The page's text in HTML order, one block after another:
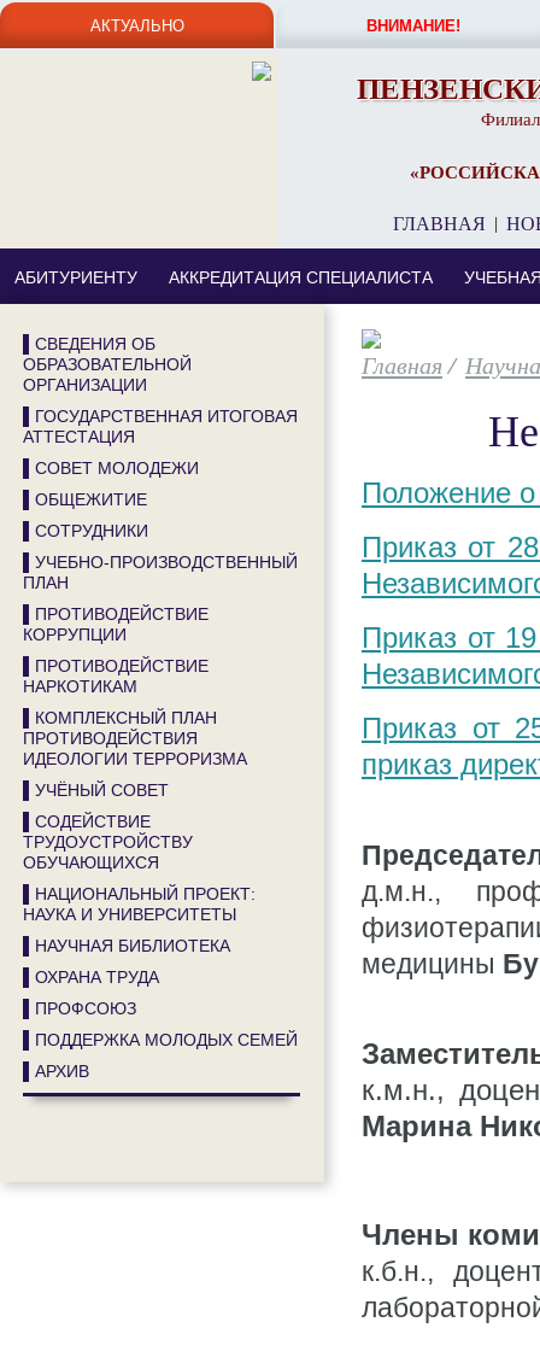
АКТУАЛЬНО ВНИМАНИЕ!
ГЛАВНАЯ |
АБИТУРИЕНТУ АККРЕДИТАЦИЯ СПЕЦИАЛИСТА
/
Положение
Приказ от
Приказ от
Приказ от
приказ
д.м.н.,
медицины
к.м.н.,
Марина
Члены
к.б.н.,
▌СВЕДЕНИЯ ОБ
ОБРАЗОВАТЕЛЬНОЙ
ОРГАНИЗАЦИИ
▌ГОСУДАРСТВЕННАЯ ИТОГОВАЯ
АТТЕСТАЦИЯ
▌СОВЕТ МОЛОДЕЖИ
▌ОБЩЕЖИТИЕ
▌СОТРУДНИКИ
▌УЧЕБНО-ПРОИЗВОДСТВЕННЫЙ
ПЛАН
▌ПРОТИВОДЕЙСТВИЕ
КОРРУПЦИИ
▌ПРОТИВОДЕЙСТВИЕ
НАРКОТИКАМ
▌КОМПЛЕКСНЫЙ ПЛАН
ПРОТИВОДЕЙСТВИЯ
ИДЕОЛОГИИ ТЕРРОРИЗМА
▌УЧЁНЫЙ СОВЕТ
▌СОДЕЙСТВИЕ
ТРУДОУСТРОЙСТВУ
ОБУЧАЮЩИХСЯ
▌НАЦИОНАЛЬНЫЙ ПРОЕКТ:
НАУКА И УНИВЕРСИТЕТЫ
▌НАУЧНАЯ БИБЛИОТЕКА
▌ОХРАНА ТРУДА
▌ПРОФСОЮЗ
▌ПОДДЕРЖКА МОЛОДЫХ СЕМЕЙ
▌АРХИВ